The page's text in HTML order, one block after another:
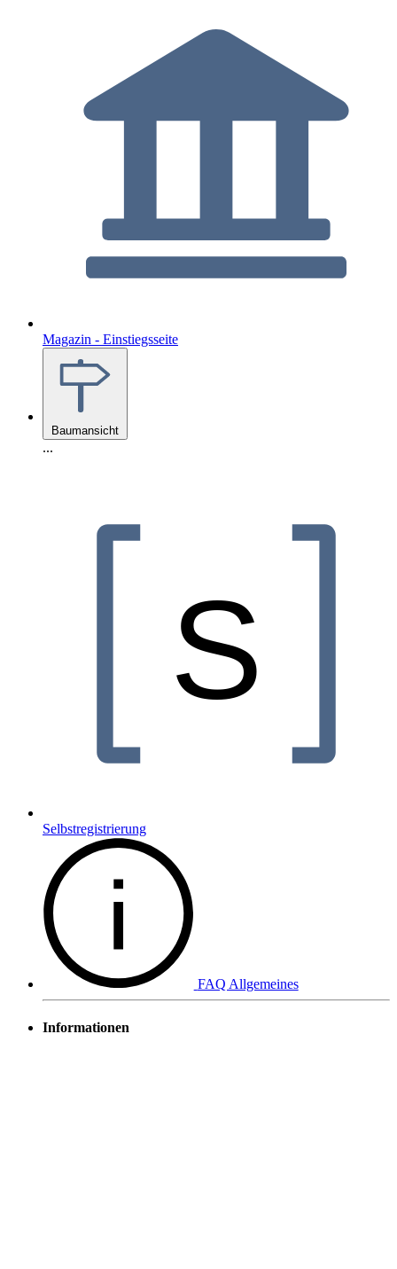
Magazin - Einstiegsseite
Baumansicht
...
Selbstregistrierung
FAQ Allgemeines
Informationen